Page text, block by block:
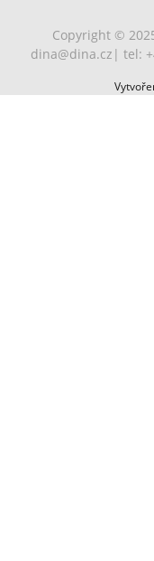
Copyright ©
dina@dina.cz | tel: